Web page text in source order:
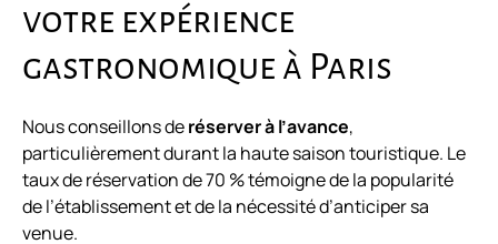
votre expérience
gastronomique à Paris
Nous conseillons deréserver à l’avance,
particulièrement durant la haute saison touristique. Le
taux de réservation de 70 % témoigne de la popularité
de l’établissement et de la nécessité d’anticiper sa
venue.